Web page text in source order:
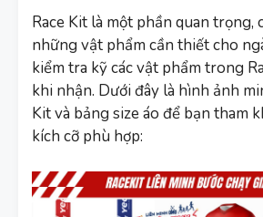
Race Kit là một phần quan trọng,
những vật phẩm cần thiết cho
kiểm tra kỹ các vật phẩm trong
khi nhận. Dưới đây là hình ảnh
Kit và bảng size áo để bạn tham
kích cỡ phù hợp: